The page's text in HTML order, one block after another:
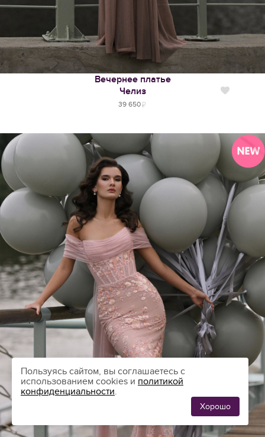
Вечернее платье
Челиз
39 650
Пользуясь сайтом, вы соглашаетесь с
использованием cookies и политикой
конфиденциальности.
Хорошо